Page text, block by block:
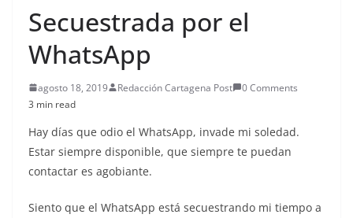
Secuestrada por el
WhatsApp
agosto 18, 2019 Redacción Cartagena Post
0 Comments
3 min read
Hay días que odio el WhatsApp, invade mi soledad.
Estar siempre disponible, que siempre te puedan
contactar es agobiante.
Siento que el WhatsApp está secuestrando mi tiempo a